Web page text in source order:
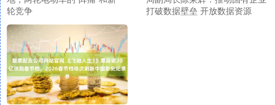
轮竞争
打破数据壁垒 开放数据资源